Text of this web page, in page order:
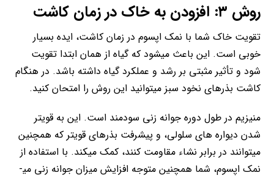
روش ۳: افزودن به خاک در زمان کاشت
تقویت خاک شما با نمک اپسوم در زمان کاشت، ایده بسیار
خوبی است. این باعث می­شود که گیاه از همان ابتدا تقویت
شود و تأثیر مثبتی بر رشد و عملکرد گیاه داشته باشد. در هنگام
کاشت بذرهای نخود سبز می­توانید این روش را امتحان کنید.
منیزیم در طول دوره جوانه­ زنی سودمند است. این به قوی­تر
شدن دیواره­ های سلولی، و پیشرفت بذرهای قوی­تر که همچنین
می­توانند در برابر نشاء مقاومت کنند، کمک می­کند. با استفاده از
نمک اپسوم، شما همچنین متوجه افزایش میزان جوانه ­زنی می­